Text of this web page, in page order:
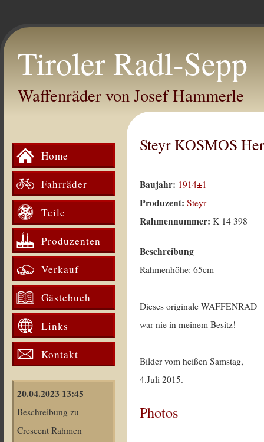
Tiroler Radl-Sepp
Waffenräder von Josef Hammerle
Home
Fahrräder
Teile
Produzenten
Verkauf
Gästebuch
Links
Kontakt
20.04.2023 13:45
Beschreibung zu
Crescent Rahmen
Steyr KOSMOS
Baujahr: 1914±1
Produzent:Steyr
Rahmennummer:K 14 398
Beschreibung
Rahmenhöhe: 65cm
Dieses originale WAFFENRAD
war nie in meinem Besitz!
Bilder vom heißen Samstag,
4.Juli 2015.
Photos